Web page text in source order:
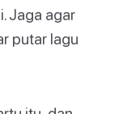
Jaga agar
putar lagu